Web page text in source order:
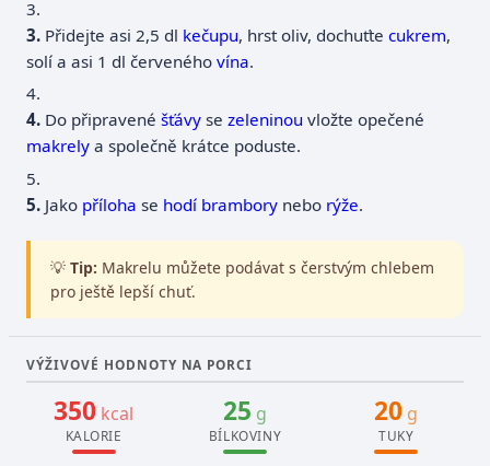
3.
Přidejte asi 2,5 dl kečupu, hrst oliv, dochuťtecukrem,
solí a asi 1 dl červenéhovína.
4.
Do připravenéšťávy sezeleninou vložte opečené
makrely a společně krátce poduste.
5.
Jako příloha se hodí brambory nebo rýže.
💡 Tip: Makrelu můžete podávat s čerstvým chlebem
pro ještě lepší chuť.
VÝŽIVOVÉ HODNOTY NA PORCI
350 kcal
KALORIE
25 g
BÍLKOVINY
20 g
TUKY